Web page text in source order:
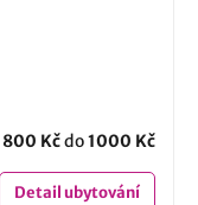
800 Kčdo1000 Kč
Detailubytování